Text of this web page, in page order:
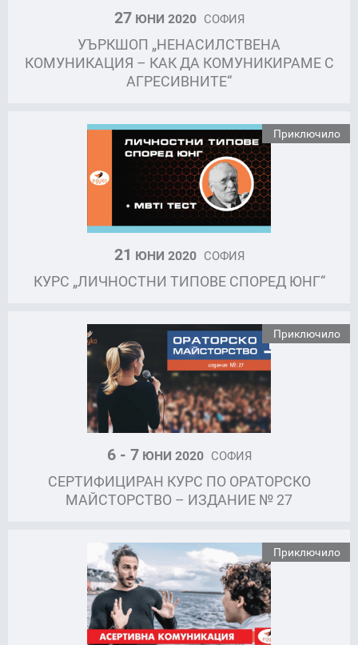
27ЮНИ 2020 СОФИЯ
УЪРКШОП „НЕНАСИЛСТВЕНА
КОМУНИКАЦИЯ – КАК ДА КОМУНИКИРАМЕ С
АГРЕСИВНИТЕ“
Приключило
21 ЮНИ 2020 СОФИЯ
КУРС „ЛИЧНОСТНИ ТИПОВЕ СПОРЕД ЮНГ“
Приключило
6 - 7ЮНИ 2020 СОФИЯ
СЕРТИФИЦИРАН КУРС ПО ОРАТОРСКО
МАЙСТОРСТВО – ИЗДАНИЕ № 27
Приключило